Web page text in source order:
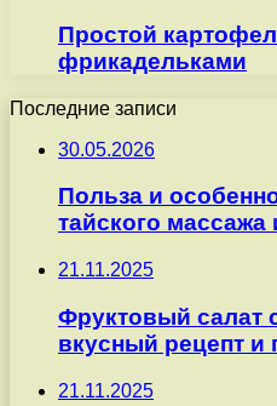
Простой
фрикадельками
Последние записи
30.05.2026
Польза и
тайского
21.11.2025
Фруктовый салат
вкусный рецепт и
21.11.2025